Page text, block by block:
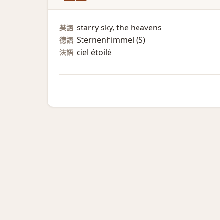
英語 starry sky, the heavens
德語 Sternenhimmel (S)​
法語 ciel étoilé